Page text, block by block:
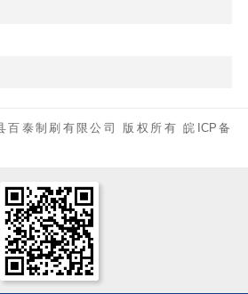
百泰制刷有限公司 版权所有皖ICP备